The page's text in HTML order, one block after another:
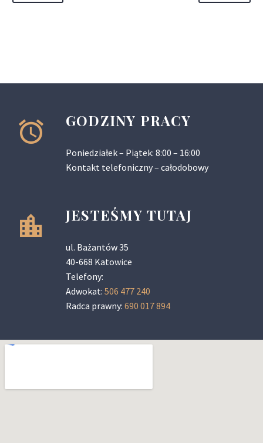
GODZINY PRACY
Poniedziałek – Piątek: 8:00 – 16:00
Kontakt telefoniczny – całodobowy
JESTEŚMY TUTAJ
ul. Bażantów 35
40-668 Katowice
Telefony:
Adwokat: 506 477 240
Radca prawny: 690 017 894